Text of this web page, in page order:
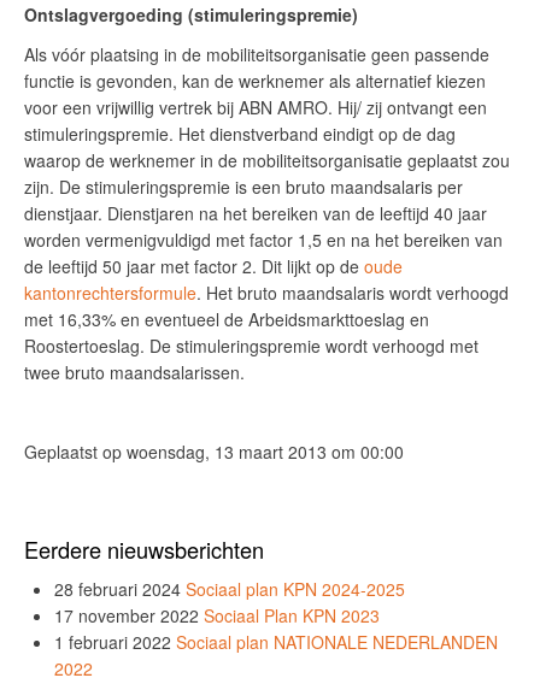
Ontslagvergoeding (stimuleringspremie)
Als vóór plaatsing in de mobiliteitsorganisatie geen passende
functie is gevonden, kan de werknemer als alternatief kiezen
voor een vrijwillig vertrek bij ABN AMRO. Hij/ zij ontvangt een
stimuleringspremie. Het dienstverband eindigt op de dag
waarop de werknemer in de mobiliteitsorganisatie geplaatst zou
zijn. De stimuleringspremie is een bruto maandsalaris per
dienstjaar. Dienstjaren na het bereiken van de leeftijd 40 jaar
worden vermenigvuldigd met factor 1,5 en na het bereiken van
de leeftijd 50 jaar met factor 2. Dit lijkt op de oude
kantonrechtersformule. Het bruto maandsalaris wordt verhoogd
met 16,33% en eventueel de Arbeidsmarkttoeslag en
Roostertoeslag. De stimuleringspremie wordt verhoogd met
twee bruto maandsalarissen.
Geplaatst op woensdag, 13 maart 2013 om 00:00
Eerdere nieuwsberichten
28 februari 2024 Sociaal plan KPN 2024-2025
17 november 2022 Sociaal Plan KPN 2023
1 februari 2022 Sociaal plan NATIONALE NEDERLANDEN
2022